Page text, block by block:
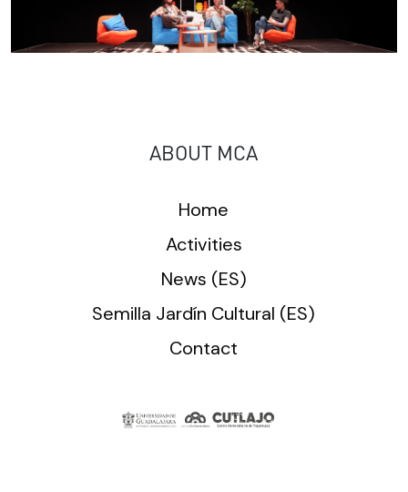
ABOUT MCA
Home
Activities
News (ES)
Semilla Jardín Cultural (ES)
Contact